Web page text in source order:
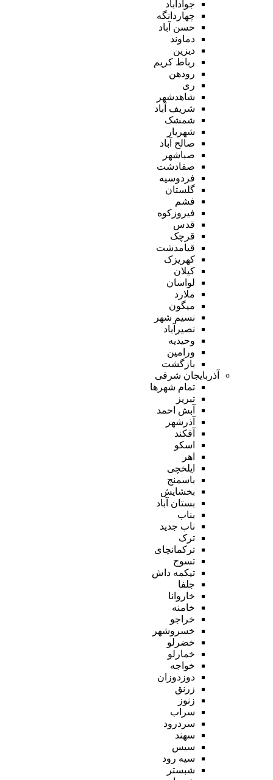
جوادآباد
چهاردانگه
حسن آباد
دماوند
دیزین
رباط کریم
رودهن
ری
شاهدشهر
شریف آباد
شمشک
شهریار
صالح آباد
صباشهر
صفادشت
فردوسیه
گلستان
فشم
فیروزکوه
قدس
قرچک
قیامدشت
کهریزک
کیلان
لواسان
ملارد
میگون
نسیم شهر
نصیرآباد
وحیدیه
ورامین
بازگشت
آذربایجان شرقی
تمام شهر‌ها
تبریز
آبش احمد
آذرشهر
آقکند
اسکو
اهر
ایلخچی
باسمنج
بخشایش
بستان آباد
بناب
ناب جدید
ترک
ترکمانچای
تسوج
تیکمه داش
جلفا
خاروانا
خامنه
خراجو
خسروشهر
خضرلو
خمارلو
خواجه
دوزدوزان
زرنق
زنوز
سراب
سردرود
سهند
سیس
سیه رود
شبستر